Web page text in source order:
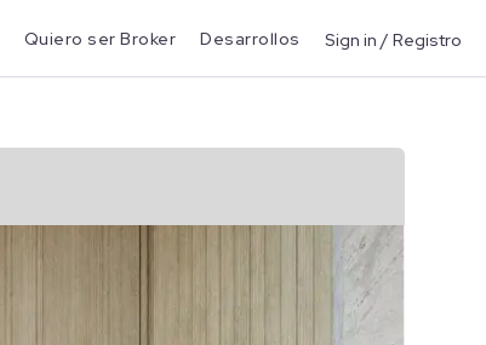
Quiero ser Broker Desarrollos Sign in / Registro